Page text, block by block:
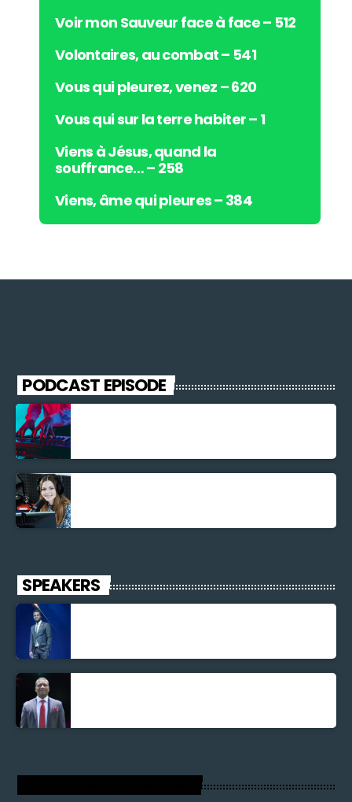
Voir mon Sauveur face à face – 512
Volontaires, au combat – 541
Vous qui pleurez, venez – 620
Vous qui sur la terre habiter – 1
Viens à Jésus, quand la
souffrance… – 258
Viens, âme qui pleures – 384
PODCAST EPISODE
SPEAKERS